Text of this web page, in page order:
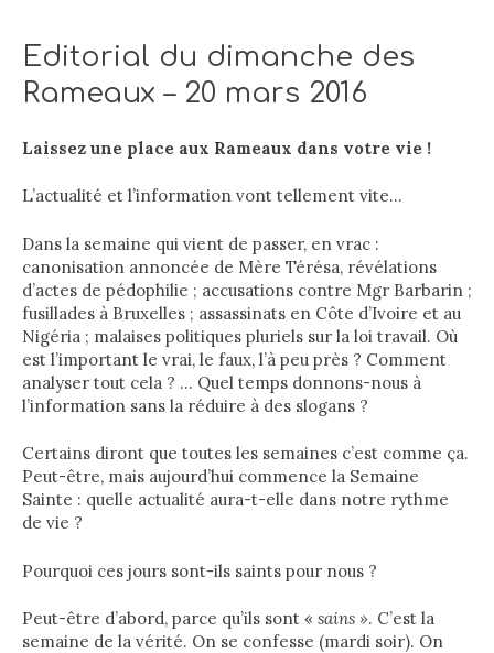
Editorial du dimanche des
Rameaux – 20 mars 2016
Laissez une place aux Rameaux dans votre vie !
L’actualité et l’information vont tellement vite…
Dans la semaine qui vient de passer, en vrac :
canonisation annoncée de Mère Térésa, révélations
d’actes de pédophilie ; accusations contre Mgr Barbarin ;
fusillades à Bruxelles ; assassinats en Côte d’Ivoire et au
Nigéria ; malaises politiques pluriels sur la loi travail. Où
est l’important le vrai, le faux, l’à peu près ? Comment
analyser tout cela ? … Quel temps donnons-nous à
l’information sans la réduire à des slogans ?
Certains diront que toutes les semaines c’est comme ça.
Peut-être, mais aujourd’hui commence la Semaine
Sainte : quelle actualité aura-t-elle dans notre rythme
de vie ?
Pourquoi ces jours sont-ils saints pour nous ?
Peut-être d’abord, parce qu’ils sont « sains ». C’est la
semaine de la vérité. On se confesse (mardi soir). On